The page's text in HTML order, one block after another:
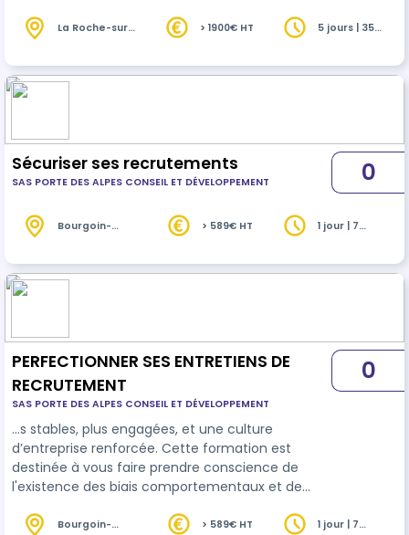
compétences des agents, et piloter le processus
réalisé en partenariat avec le Centre d…
La Roche-sur-
> 1900€ HT
5 jours | 35
Sécuriser ses recrutements
SAS PORTE DES ALPES CONSEIL ET DÉVELOPPEMENT 0
Bourgoin-
> 589€ HT
1 jour | 7
PERFECTIONNER SES ENTRETIENS DE
RECRUTEMENT
SAS PORTE DES ALPES CONSEIL ET DÉVELOPPEMENT
…s stables, plus engagées, et une culture
d’entreprise renforcée. Cette formation est
destinée à vous faire prendre conscience de
l'existence des biais comportementaux et de
dans vos entretiens de
recrutement
0
Bourgoin-
> 589€ HT
1 jour | 7